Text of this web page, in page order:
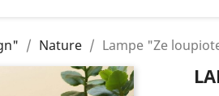
Nature Lampe "Ze